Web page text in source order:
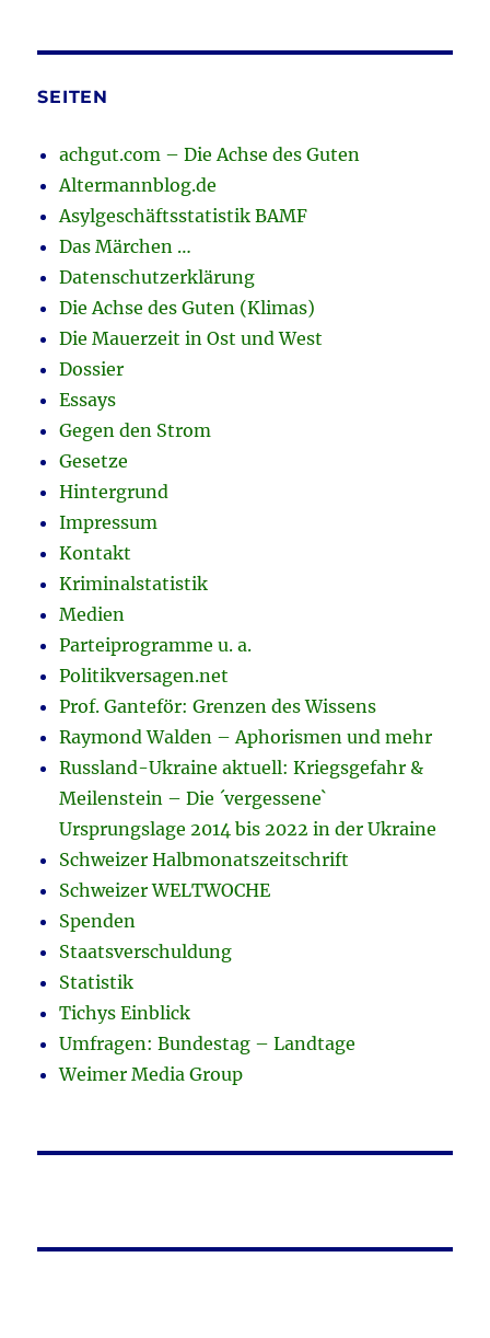
SEITEN
achgut.com – Die Achse des Guten
Altermannblog.de
Asylgeschäftsstatistik BAMF
Das Märchen …
Datenschutzerklärung
Die Achse des Guten (Klimas)
Die Mauerzeit in Ost und West
Dossier
Essays
Gegen den Strom
Gesetze
Hintergrund
Impressum
Kontakt
Kriminalstatistik
Medien
Parteiprogramme u. a.
Politikversagen.net
Prof. Ganteför: Grenzen des Wissens
Raymond Walden – Aphorismen und mehr
Russland-Ukraine aktuell: Kriegsgefahr &
Meilenstein – Die ´vergessene`
Ursprungslage 2014 bis 2022 in der Ukraine
Schweizer Halbmonatszeitschrift
Schweizer WELTWOCHE
Spenden
Staatsverschuldung
Statistik
Tichys Einblick
Umfragen: Bundestag – Landtage
Weimer Media Group